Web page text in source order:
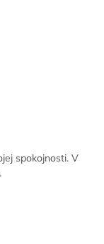
spokojnosti. V